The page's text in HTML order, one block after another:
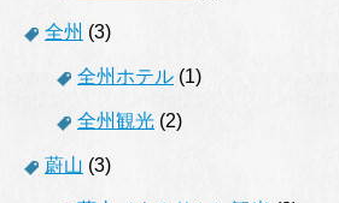
全州 (3)
全州ホテル (1)
全州観光 (2)
蔚山 (3)